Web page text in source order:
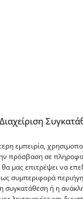
Διαχείριση
εμπειρία,
πρόσβαση σε
θα μας επιτρέψει να
συμπεριφορά
συγκατάθεση ή η